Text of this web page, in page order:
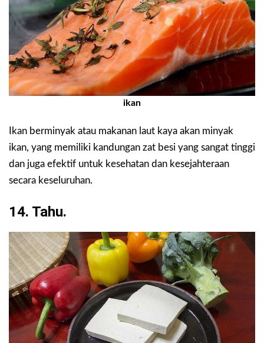
ikan
Ikan berminyak atau makanan laut kaya akan minyak
ikan, yang memiliki kandungan zat besi yang sangat tinggi
dan juga efektif untuk kesehatan dan kesejahteraan
secara keseluruhan.
14. Tahu.